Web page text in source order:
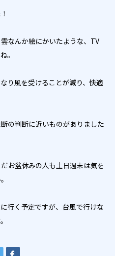
なんか絵にかいたような、TV
。
り風を受けることが減り、快適
の判断に近いものがありました
お盆休みの人も土日週末は気を
行く予定ですが、台風で行けな